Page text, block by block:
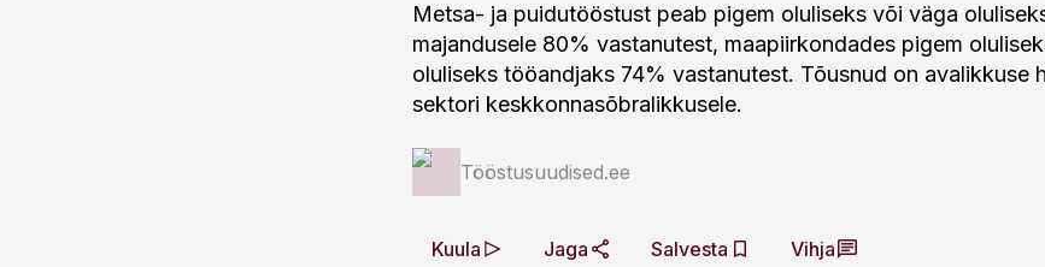
Metsa- ja puidutööstust peab pigem oluliseks või väga
majandusele 80% vastanutest, maapiirkondades pigem
oluliseks tööandjaks 74% vastanutest. Tõusnud on avalikkuse
sektori keskkonnasõbralikkusele.
Tööstusuudised.ee
Kuula Jaga Salvesta Vihja